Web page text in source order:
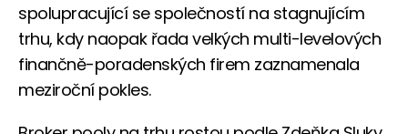
spolupracující se společností na stagnujícím
trhu, kdy naopak řada velkých multi-levelových
finančně-poradenských firem zaznamenala
meziroční pokles.